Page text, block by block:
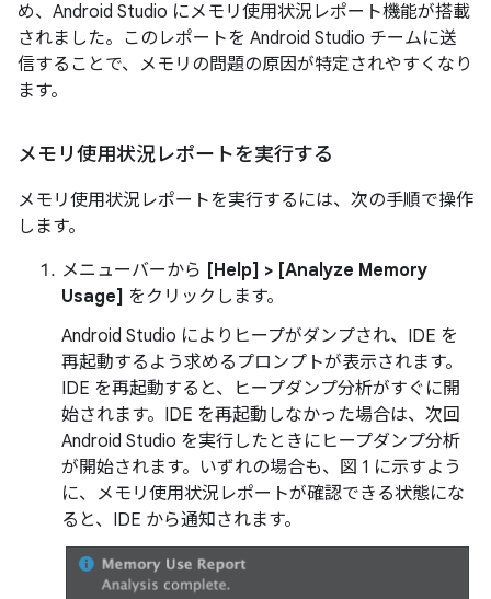
め、Android Studio にメモリ使用状況レポート機能が搭載
されました。このレポートを Android Studio チームに送
信することで、メモリの問題の原因が特定されやすくなり
ます。
メモリ使用状況レポートを実行する
メモリ使用状況レポートを実行するには、次の手順で操作
します。
メニューバーから [Help] > [Analyze Memory
Usage] をクリックします。
Android Studio によりヒープがダンプされ、IDE を
再起動するよう求めるプロンプトが表示されます。
IDE を再起動すると、ヒープダンプ分析がすぐに開
始されます。IDE を再起動しなかった場合は、次回
Android Studio を実行したときにヒープダンプ分析
が開始されます。いずれの場合も、図 1 に示すよう
に、メモリ使用状況レポートが確認できる状態にな
ると、IDE から通知されます。